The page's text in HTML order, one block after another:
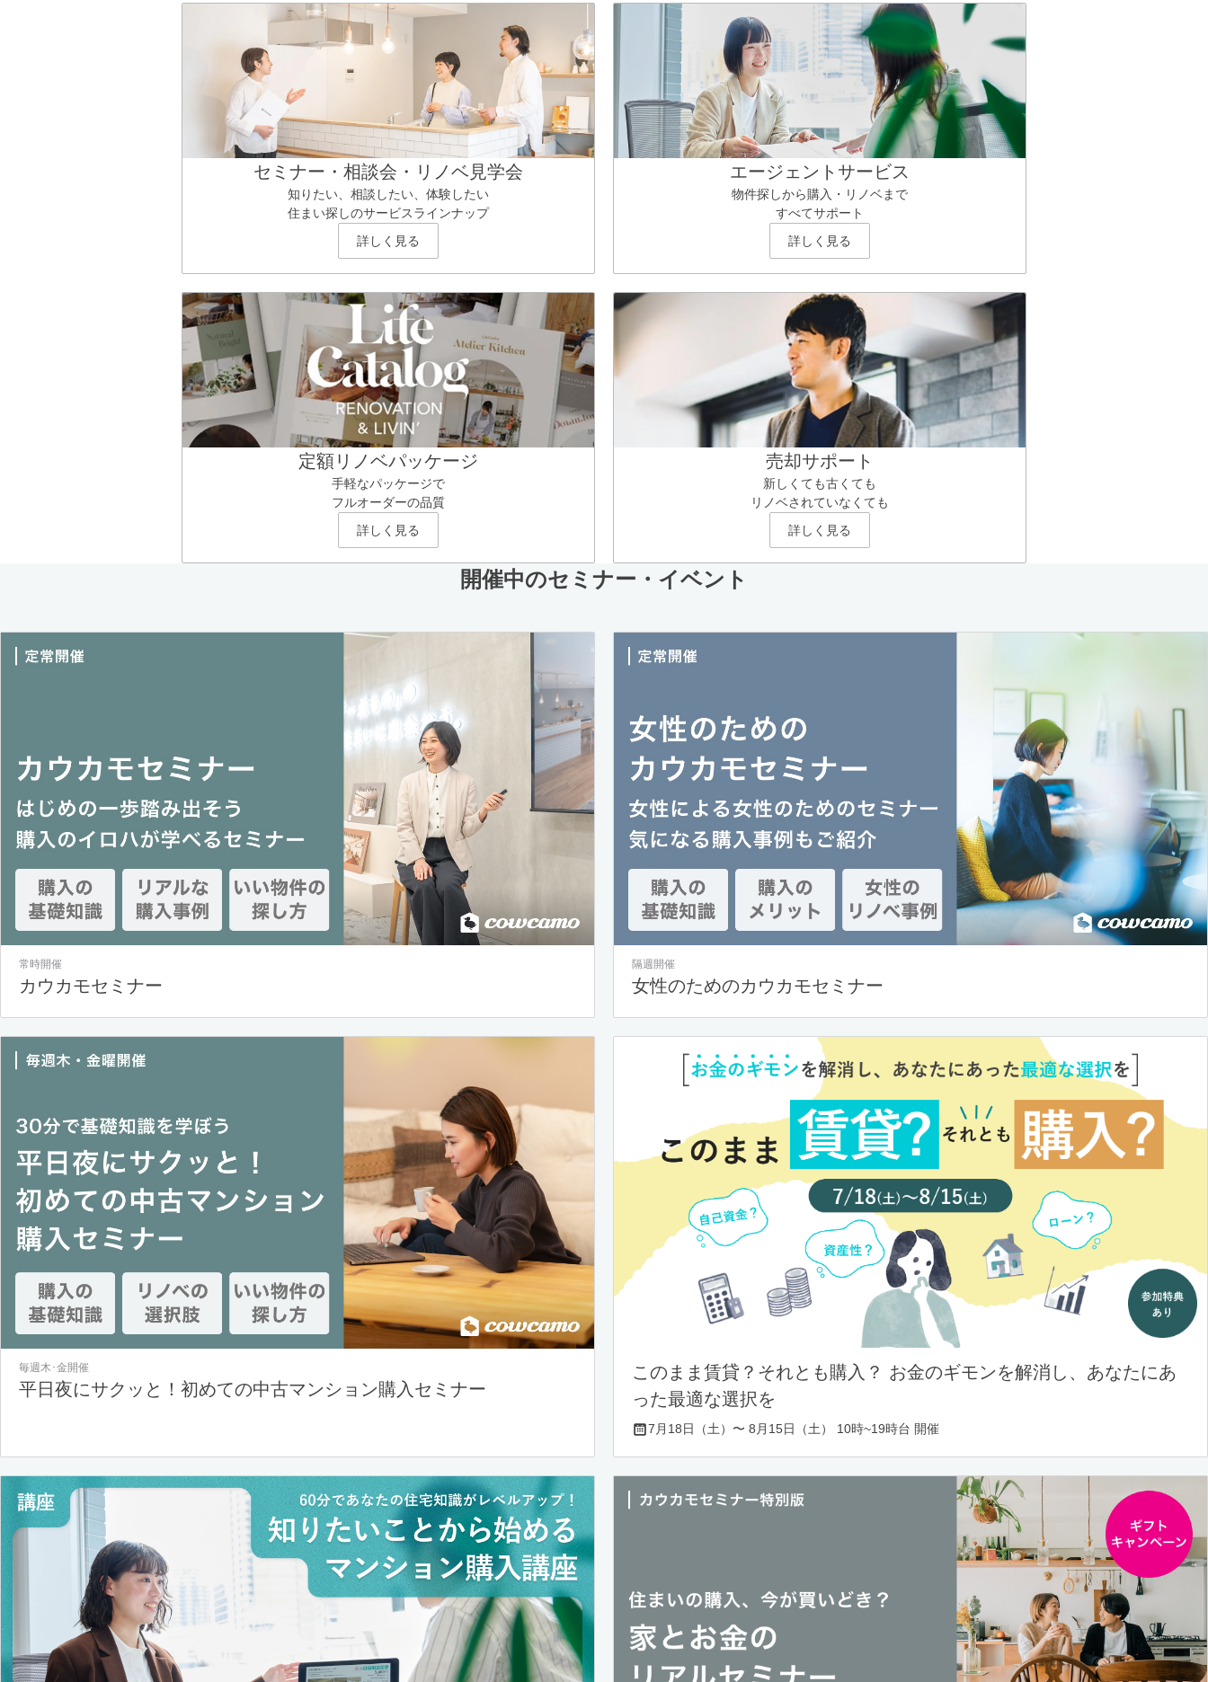
セミナー・相談会・リノベ見学会
知りたい、相談したい、体験したい
住まい探しのサービスラインナップ
詳しく見る
エージェントサービス
物件探しから購入・リノベまで
すべてサポート
詳しく見る
定額リノベパッケージ
手軽なパッケージで
フルオーダーの品質
詳しく見る
売却サポート
新しくても古くても
リノベされていなくても
詳しく見る
開催中のセミナー・イベント
常時開催
カウカモセミナー
隔週開催
女性のためのカウカモセミナー
毎週木･金開催
平日夜にサクッと！初めての中古マンション購入セミナー
このまま賃貸？それとも購入？ お金のギモンを解消し、あなたにあ
った最適な選択を
7月18日（土）〜 8月15日（土） 10時~19時台 開催